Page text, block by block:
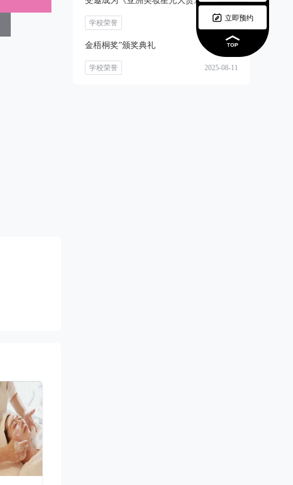
 立即预约
学校荣誉 2025-08-11
金梧桐奖”颁奖典礼
学校荣誉 2025-08-11